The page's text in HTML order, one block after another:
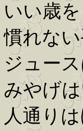
いい歳
慣れな
ジュー
みやげ
人通り